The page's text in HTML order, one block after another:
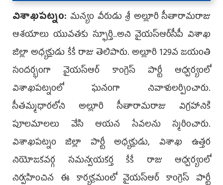
విశాఖపట్నం:మన్యం వీరుడు శ్రీ అల్లూరి సీతారామరాజు
ఆశయాలు యువతకు స్ఫూర్తి..అని వైయ‌స్ఆర్‌సీపీ విశాఖ
జిల్లా అధ్య‌క్షుడు కేకే రాజు తెలిపారు. అల్లూరి 129వ జయంతి
సందర్భంగా వైయ‌స్ఆర్ కాంగ్రెస్ పార్టీ ఆధ్వర్యంలో
విశాఖపట్నంలో ఘనంగా నివాళులర్పించారు.
సీతమ్మధారలోని అల్లూరి సీతారామరాజు విగ్రహానికి
పూలమాలలు వేసి ఆయన సేవలను స్మరించారు.
విశాఖపట్నం జిల్లా పార్టీ అధ్యక్షుడు, విశాఖ ఉత్తర
నియోజకవర్గ సమన్వయకర్త కేకే రాజు ఆధ్వర్యంలో
నిర్వహించిన ఈ కార్యక్రమంలో వైయ‌స్ఆర్ కాంగ్రెస్ పార్టీ